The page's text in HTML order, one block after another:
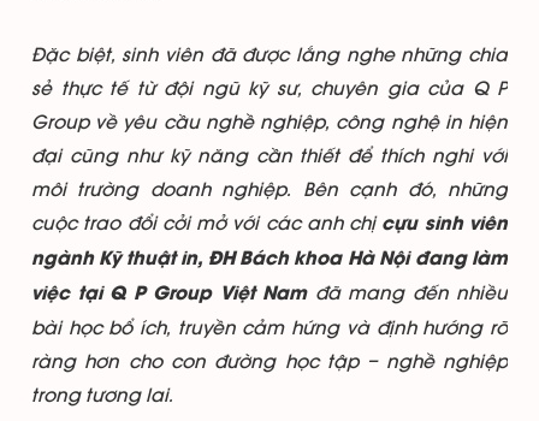
Đặc biệt, sinh viên đã được lắng nghe những chia
sẻ thực tế từ đội ngũ kỹ sư, chuyên gia của Q P
Group về yêu cầu nghề nghiệp, công nghệ in hiện
đại cũng như kỹ năng cần thiết để thích nghi với
môi trường doanh nghiệp. Bên cạnh đó, những
cuộc trao đổi cởi mở với các anh chịcựu sinh viên
ngành Kỹ thuật in, ĐH Bách khoa Hà Nội đang làm
việc tại Q P Group Việt Namđã mang đến nhiều
bài học bổ ích, truyền cảm hứng và định hướng rõ
ràng hơn cho con đường học tập – nghề nghiệp
trong tương lai.